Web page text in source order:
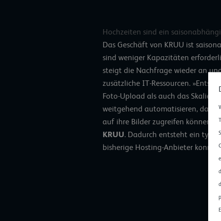
Hochzeiten sind ein
Das Geschäft von KRUU ist
sind weniger Kapazitäten
steigt die Nachfrage wieder an
zusätzliche IT-Ressourcen.
Foto-Upload als auch das
weitgehend automatisieren,
auf ihre Bilder zugreifen können«,
KRUU. Dadurch entsteht ein
bisherige Hosting-Anbieter konnte